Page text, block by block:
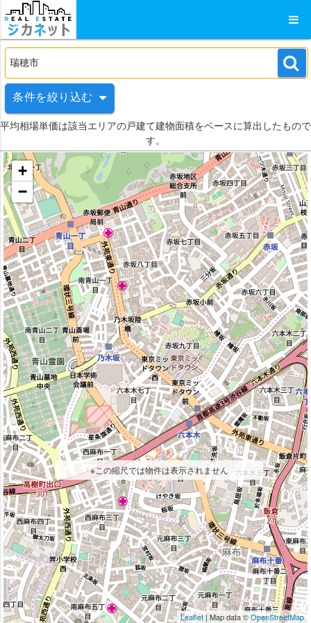
条件を絞り込む
平均相場単価は該当エリアの戸建て建物面積をベースに算出したもので
す。
+
−
Leaflet| Map data ©OpenStreetMap
※この縮尺では物件は表示されません